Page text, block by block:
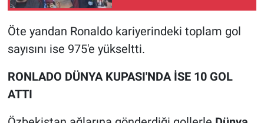
Öte yandan Ronaldo kariyerindeki toplam gol
sayısını ise 975'e yükseltti.
RONLADO DÜNYA KUPASI'NDA İSE 10 GOL
ATTI